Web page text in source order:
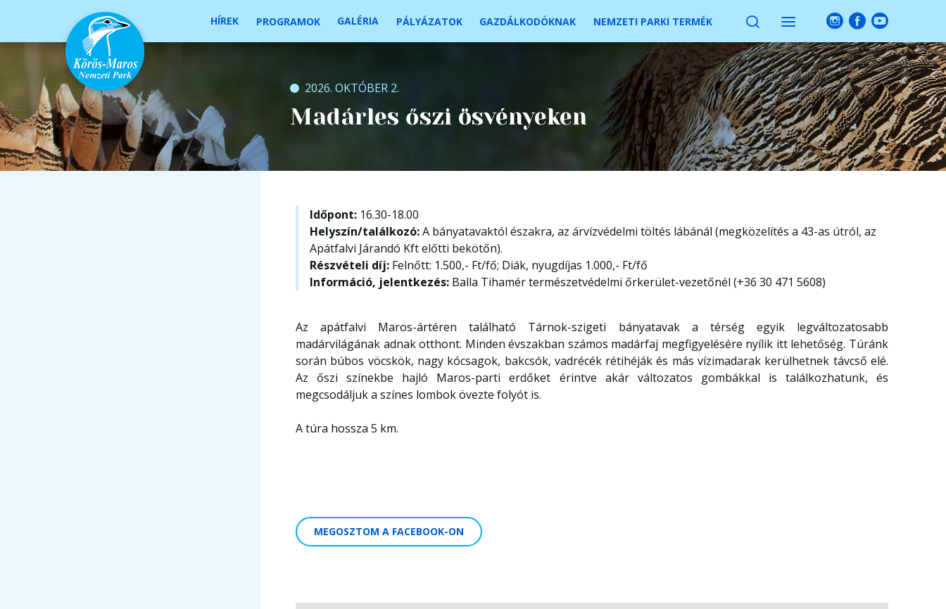
HÍREK PROGRAMOK GALÉRIA PÁLYÁZATOK GAZDÁLKODÓKNAK NEMZETI PARKI TERMÉK
2026. OKTÓBER 2.
Madárles őszi ösvényeken
Időpont: 16.30-18.00
Helyszín/találkozó:A bányatavaktól északra, az árvízvédelmi töltés lábánál (megközelítés a 43-as útról, az
Apátfalvi Járandó Kft előtti bekötőn).
Részvételi díj: Felnőtt: 1.500,- Ft/fő; Diák, nyugdíjas 1.000,- Ft/fő
Információ, jelentkezés: Balla Tihamér természetvédelmi őrkerület-vezetőnél (+36 30 471 5608)
Az apátfalvi Maros-ártéren található Tárnok-szigeti bányatavak a térség egyik legváltozatosabb
madárvilágának adnak otthont. Minden évszakban számos madárfaj megfigyelésére nyílik itt lehetőség. Túránk
során búbos vöcskök, nagy kócsagok, bakcsók, vadrécék rétihéják és más vízimadarak kerülhetnek távcső elé.
Az őszi színekbe hajló Maros-parti erdőket érintve akár változatos gombákkal is találkozhatunk, és
megcsodáljuk a színes lombok övezte folyót is.
A túra hossza 5 km.
MEGOSZTOM A FACEBOOK-ON